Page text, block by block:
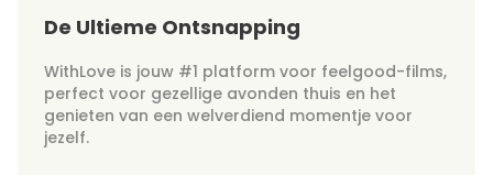
De Ultieme Ontsnapping
WithLove is jouw #1 platform voor feelgood-films,
perfect voor gezellige avonden thuis en het
genieten van een welverdiend momentje voor
jezelf.